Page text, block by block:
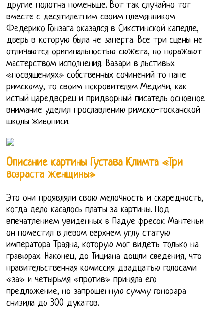
другие полотна поменьше. Вот так случайно тот
вместе с десятилетним своим племянником
Федерико Гонзага оказался в Сикстинской капелле,
дверь в которую была не заперта. Все три сцены не
отличаются оригинальностью сюжета, но поражают
мастерством исполнения. Вазари в льстивых
«посвящениях» собственных сочинений то папе
римскому, то своим покровителям Медичи, как
истый царедворец и придворный писатель основное
внимание уделил прославлению римско-тосканской
школы живописи.
Описание картины Густава Климта «Три
возраста женщины»
Это они проявляли свою мелочность и скаредность,
когда дело касалось платы за картины. Под
впечатлением увиденных в Падуе фресок Мантеньи
он поместил в левом верхнем углу статую
императора Траяна, которую мог видеть только на
гравюрах. Наконец, до Тициана дошли сведения, что
правительственная комиссия двадцатью голосами
«за» и четырьмя «против» приняла его
предложение, но запрошенную сумму гонорара
снизила до 300 дукатов.